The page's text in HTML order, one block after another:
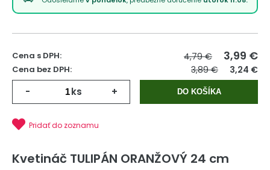
Cena s DPH: 4,79 € 3,99 €
Cena bez DPH: 3,89 € 3,24 €
- ks + DO KOŠÍKA
Pridať do zoznamu
Kvetináč TULIPÁN ORANŽOVÝ 24 cm